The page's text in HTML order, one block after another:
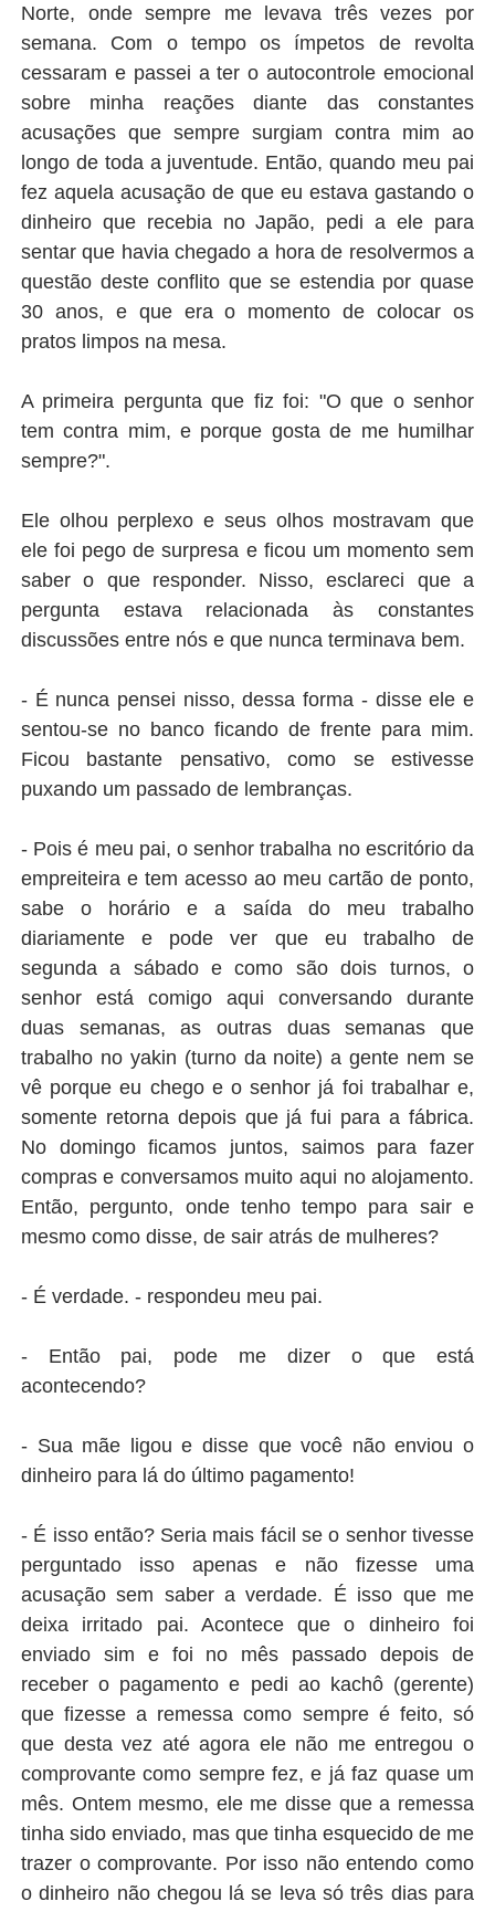
Norte, onde sempre me levava três vezes por
semana. Com o tempo os ímpetos de revolta
cessaram e passei a ter o autocontrole emocional
sobre minha reações diante das constantes
acusações que sempre surgiam contra mim ao
longo de toda a juventude. Então, quando meu pai
fez aquela acusação de que eu estava gastando o
dinheiro que recebia no Japão, pedi a ele para
sentar que havia chegado a hora de resolvermos a
questão deste conflito que se estendia por quase
30 anos, e que era o momento de colocar os
pratos limpos na mesa.
A primeira pergunta que fiz foi: "O que o senhor
tem contra mim, e porque gosta de me humilhar
sempre?".
Ele olhou perplexo e seus olhos mostravam que
ele foi pego de surpresa e ficou um momento sem
saber o que responder. Nisso, esclareci que a
pergunta estava relacionada às constantes
discussões entre nós e que nunca terminava bem.
- É nunca pensei nisso, dessa forma - disse ele e
sentou-se no banco ficando de frente para mim.
Ficou bastante pensativo, como se estivesse
puxando um passado de lembranças.
- Pois é meu pai, o senhor trabalha no escritório da
empreiteira e tem acesso ao meu cartão de ponto,
sabe o horário e a saída do meu trabalho
diariamente e pode ver que eu trabalho de
segunda a sábado e como são dois turnos, o
senhor está comigo aqui conversando durante
duas semanas, as outras duas semanas que
trabalho no yakin (turno da noite) a gente nem se
vê porque eu chego e o senhor já foi trabalhar e,
somente retorna depois que já fui para a fábrica.
No domingo ficamos juntos, saimos para fazer
compras e conversamos muito aqui no alojamento.
Então, pergunto, onde tenho tempo para sair e
mesmo como disse, de sair atrás de mulheres?
- É verdade. - respondeu meu pai.
- Então pai, pode me dizer o que está
acontecendo?
- Sua mãe ligou e disse que você não enviou o
dinheiro para lá do último pagamento!
- É isso então? Seria mais fácil se o senhor tivesse
perguntado isso apenas e não fizesse uma
acusação sem saber a verdade. É isso que me
deixa irritado pai. Acontece que o dinheiro foi
enviado sim e foi no mês passado depois de
receber o pagamento e pedi ao kachô (gerente)
que fizesse a remessa como sempre é feito, só
que desta vez até agora ele não me entregou o
comprovante como sempre fez, e já faz quase um
mês. Ontem mesmo, ele me disse que a remessa
tinha sido enviado, mas que tinha esquecido de me
trazer o comprovante. Por isso não entendo como
o dinheiro não chegou lá se leva só três dias para